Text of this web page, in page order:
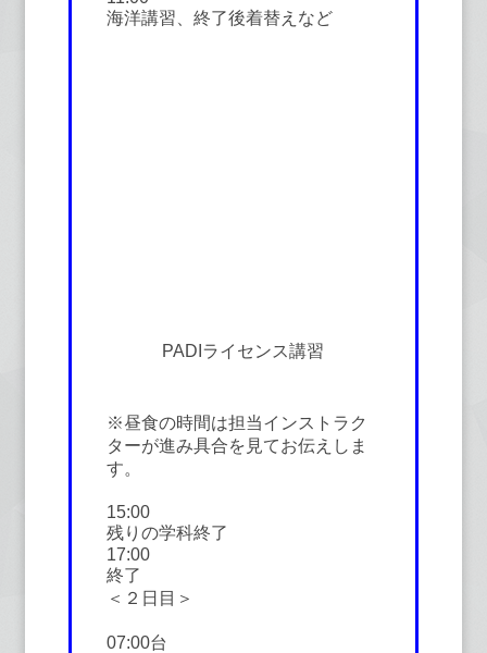
海洋講習、終了後着替えなど
PADIライセンス講習
※昼食の時間は担当インストラク
ターが進み具合を見てお伝えしま
す。
15:00
残りの学科終了
17:00
終了
＜２日目＞
07:00台